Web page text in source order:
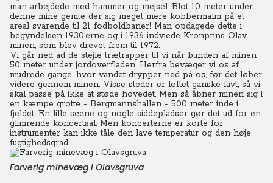
man arbejdede med hammer og mejsel. Blot 10 meter under
denne mine gemte der sig meget mere kobbermalm på et
areal svarende til 21 fodboldbaner! Man opdagede dette i
begyndelsen 1930’erne og i 1936 indviede Kronprins Olav
minen, som blev drevet frem til 1972.
Vi går ned ad de stejle trætrapper til vi når bunden af minen
50 meter under jordoverfladen. Herfra bevæger vi os af
mudrede gange, hvor vandet drypper ned på os, før det løber
videre gennem minen. Visse steder er loftet ganske lavt, så vi
skal passe på ikke at støde hovedet. Men så åbner minen sig i
en kæmpe grotte - Bergmannshallen - 500 meter inde i
fjeldet. En lille scene og nogle siddepladser gør det ud for en
glimrende koncertsal. Men koncerterne er korte for
instrumenter kan ikke tåle den lave temperatur og den høje
fugtighedsgrad.
Farverig minevæg i Olavsgruva